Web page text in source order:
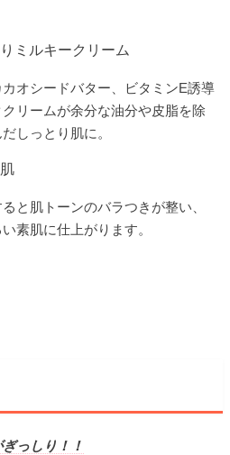
ミルキークリーム
オシードバター、ビタミンE誘導
リームが余分な油分や皮脂を除
しっとり肌に。
と肌トーンのバラつきが整い、
素肌に仕上がります。
っしり！！